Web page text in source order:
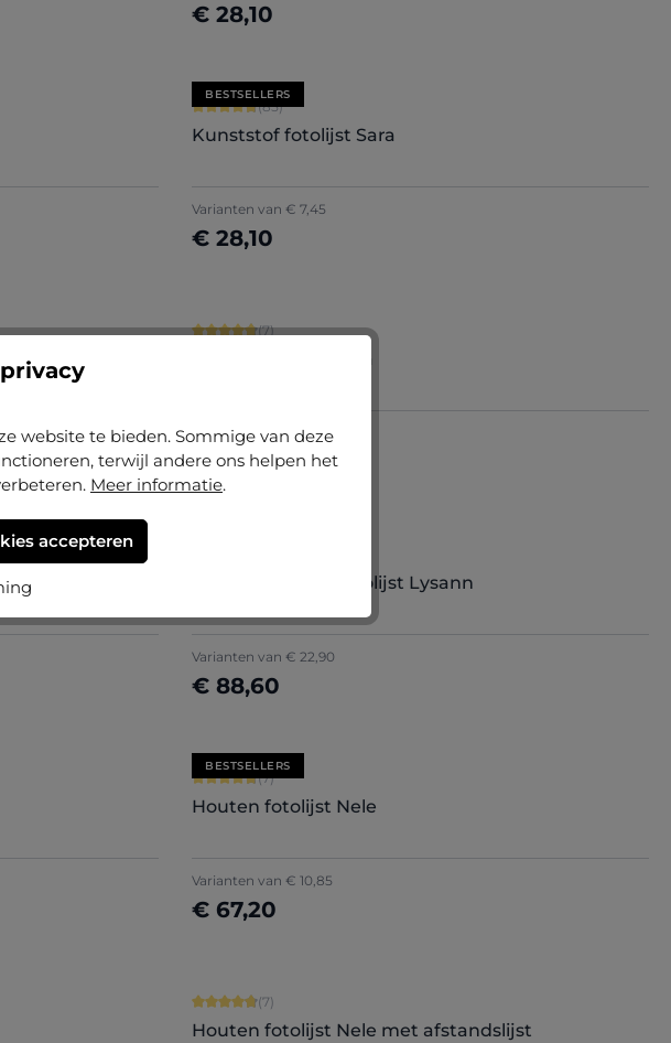
€ 28,10
Nu configureren
sterren
BESTSELLERS
Gemiddelde waardering van 4.71 van 5 sterren
(85)
Kunststof fotolijst Sara
Varianten van € 7,45
€ 28,10
Nu configureren
5 sterren Gemiddelde waardering van 4.86 van 5 sterren
(7)
Varianten van€ 12,60
€ 73,70
Nu configureren
Vintage houten fotolijst Lysann
Varianten van € 22,90
€ 88,60
Nu configureren
BESTSELLERS
Gemiddelde waardering van 4.71 van 5 sterren
(7)
Houten fotolijst Nele
Varianten van € 10,85
€ 67,20
Nu configureren
sterren Gemiddelde waardering van 4.71 van 5 sterren
(7)
Houten fotolijst Nele met afstandslijst
website te bieden. Sommige van deze
terwijl andere ons helpen het
Meer informatie.
accepteren